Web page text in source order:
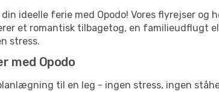
ideelle ferie med Opodo! Vores flyrejser og
et romantisk tilbagetog, en familieudflugt
stress.
med Opodo
til en leg - ingen stress, ingen